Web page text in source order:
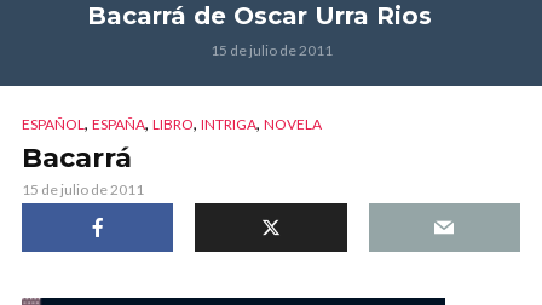
Bacarrá de Oscar Urra Rios
15 de julio de 2011
ESPAÑOL, ESPAÑA, LIBRO, INTRIGA, NOVELA
Bacarrá
15 de julio de 2011